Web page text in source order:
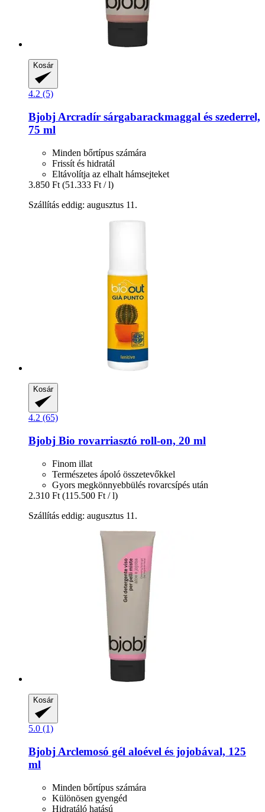
Kosár
4.2 (5)
Bjobj Arcradír sárgabarackmaggal és szederrel,
75 ml
Minden bőrtípus számára
Frissít és hidratál
Eltávolítja az elhalt hámsejteket
3.850 Ft (51.333 Ft / l)
Szállítás eddig: augusztus 11.
Kosár
4.2 (65)
Bjobj Bio rovarriasztó roll-​on, 20 ml
Finom illat
Természetes ápoló összetevőkkel
Gyors megkönnyebbülés rovarcsípés után
2.310 Ft (115.500 Ft / l)
Szállítás eddig: augusztus 11.
Kosár
5.0 (1)
Bjobj Arclemosó gél aloével és jojobával, 125
ml
Minden bőrtípus számára
Különösen gyengéd
Hidratáló hatású